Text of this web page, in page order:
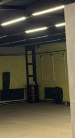
Продается
антресоль - 184,6
располагается во
Большие окна.
аренду - швейное
Собственник - физ
Быстрый выход на
Где находится